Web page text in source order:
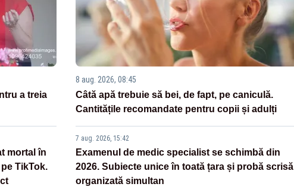
a treia
mortal în
TikTok.
8 aug. 2026, 08:45
Câtă apă trebuie să bei, de fapt, pe caniculă.
Cantitățile recomandate pentru copii și adulți
7 aug. 2026, 15:42
Examenul de medic specialist se schimbă din
2026. Subiecte unice în toată țara și probă scrisă
organizată simultan